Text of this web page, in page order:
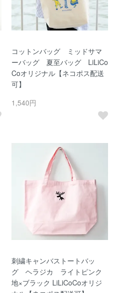
コットンバッグ ミッドサマ
ーバッグ 夏至バッグ LiLiCo
Coオリジナル【ネコポス配送
可】
1,540円
刺繍キャンバストートバッ
グ ヘラジカ ライトピンク
地×ブラック LiLiCoCoオリジ